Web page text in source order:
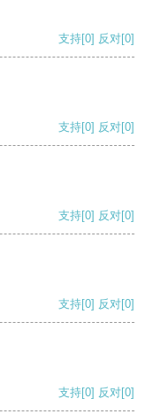
支持[0] 反对[0]
支持[0] 反对[0]
支持[0] 反对[0]
支持[0] 反对[0]
支持[0] 反对[0]